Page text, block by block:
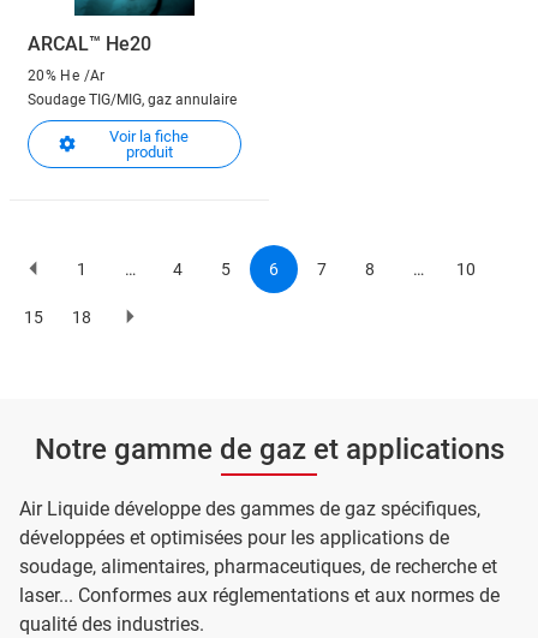
ARCAL™ He20
20% He /Ar
Soudage TIG/MIG, gaz annulaire
Voir la fiche
produit
PreviousPage
1 … Page
4 Page
5
Current
page
6 Page
7 Page
8 … Page
10
Page
15 Page
18
Page
Notre gamme de gaz et applications
Air Liquide développe des gammes de gaz spécifiques,
développées et optimisées pour les applications de
soudage, alimentaires, pharmaceutiques, de recherche et
laser... Conformes aux réglementations et aux normes de
qualité des industries.